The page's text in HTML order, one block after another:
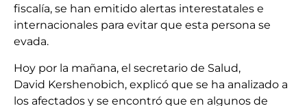
fiscalía, se han emitido alertas interestatales e
internacionales para evitar que esta persona se
evada.
Hoy por la mañana, el secretario de Salud,
David Kershenobich, explicó que se ha analizado a
los afectados y se encontró que en algunos de